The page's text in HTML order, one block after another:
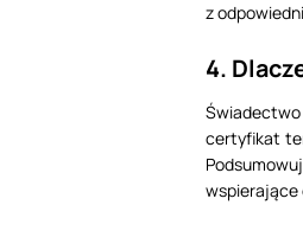
z
4.
certyfikat
wspierające